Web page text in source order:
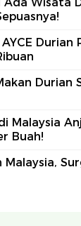
Durian
Malaysia
Buah!
Malaysia,